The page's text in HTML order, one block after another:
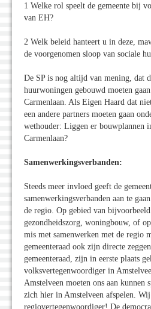
1 Welke rol speelt de gemeente bij
van EH?
2 Welk beleid hanteert u in deze,
de voorgenomen sloop van sociale
De SP is nog altijd van mening, dat
huurwoningen gebouwd moeten
Carmenlaan. Als Eigen Haard dat
een andere partners moeten gaan
wethouder: Liggen er bouwplannen
Carmenlaan?
Samenwerkingsverbanden:
Steeds meer invloed geeft de
samenwerkingsverbanden aan te
de regio. Op gebied van
gezondheidszorg, woningbouw, of
mis met samenwerken met de regio
gemeenteraad ook zijn directe
gemeenteraad, zijn in eerste plaats
volksvertegenwoordiger in
Amstelveen moeten ons aan kunnen
zich hier in Amstelveen afspelen.
regiovertegenwoordiger! De